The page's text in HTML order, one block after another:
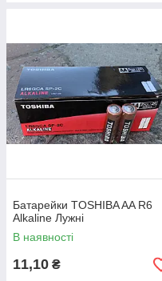
Батарейки TOSHIBA AA R6
Alkaline Лужні
В наявності
11,10 ₴